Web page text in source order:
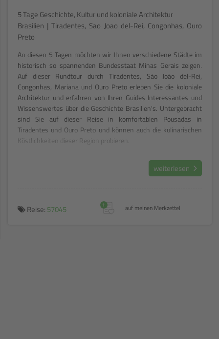
5 Tage Geschichte, Kultur und koloniale Architektur
Brasilien | Tiradentes, Sao Joao del-Rei, Congonhas, Ouro
Preto
An diesen 5 Tagen möchten wir Ihnen verschiedene Städte im
historisch so spannenden Bundesstaat Minas Gerais zeigen.
Auf dieser Rundtour durch Tiradentes, São João del-Rei,
Congonhas, Mariana und Ouro Preto erleben Sie die koloniale
Architektur und erfahren von Ihren Guides Interessantes und
Wissenswertes über die Geschichte Brasilien's. Untergebracht
sind Sie auf dieser Reise in komfortablen Pousadas in
Tiradentes und Ouro Preto und können auch die kulinarischen
Köstlichkeiten dieser Region probieren.
weiterlesen
Reise: 57045 auf meinen Merkzettel
+